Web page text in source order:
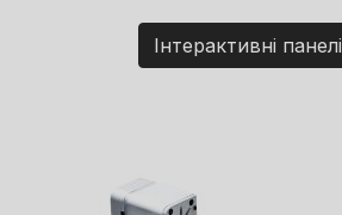
Інтерактивні панелі